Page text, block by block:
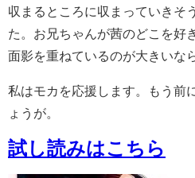
収まるところに収まっていきそ
た。お兄ちゃんが茜のどこを好
面影を重ねているのが大きいな
私はモカを応援します。もう前
ょうが。
試し読みはこちら